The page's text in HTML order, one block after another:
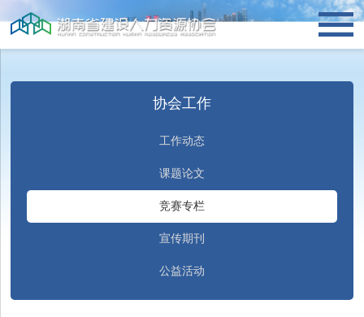
协会工作
工作动态
课题论文
竞赛专栏
宣传期刊
公益活动